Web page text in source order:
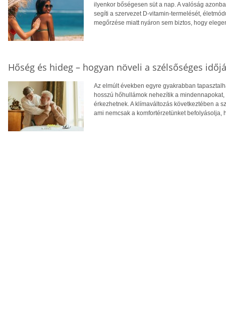
ilyenkor bőségesen süt a nap. A valóság
segíti a szervezet D-vitamin-termelését,
megőrzése miatt nyáron sem biztos, hogy
Hőség és hideg – hogyan növeli a szélsőséges
Az elmúlt években egyre gyakrabban
hosszú hőhullámok nehezítik a
érkezhetnek. A klímaváltozás következtében a
ami nemcsak a komfortérzetünket